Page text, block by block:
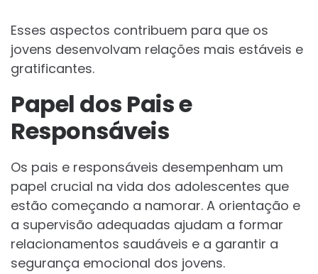
Esses aspectos contribuem para que os
jovens desenvolvam relações mais estáveis e
gratificantes.
Papel dos Pais e
Responsáveis
Os pais e responsáveis desempenham um
papel crucial na vida dos adolescentes que
estão começando a namorar. A orientação e
a supervisão adequadas ajudam a formar
relacionamentos saudáveis e a garantir a
segurança emocional dos jovens.